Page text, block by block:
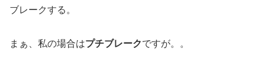
ブレークする。
まぁ、私の場合はプチブレークですが。。